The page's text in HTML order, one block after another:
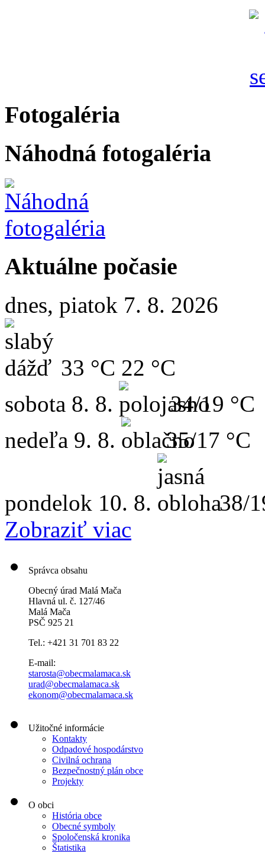
Fotogaléria
Náhodná fotogaléria
Aktuálne počasie
dnes, piatok 7. 8. 2026
33 °C 22 °C
sobota 8. 8.
34/19 °C
nedeľa 9. 8. 35/17 °C
pondelok 10. 8.
38/
Zobraziť viac
Správca obsahu
Obecný úrad Malá Mača
Hlavná ul. č. 127/46
Malá Mača
PSČ 925 21
Tel.: +421 31 701 83 22
E-mail:
starosta@obecmalamaca.sk
urad@obecmalamaca.sk
ekonom@obecmalamaca.sk
Užitočné informácie
Kontakty
Odpadové hospodárstvo
Civilná ochrana
Bezpečnostný plán obce
Projekty
O obci
História obce
Obecné symboly
Spoločenská kronika
Štatistika